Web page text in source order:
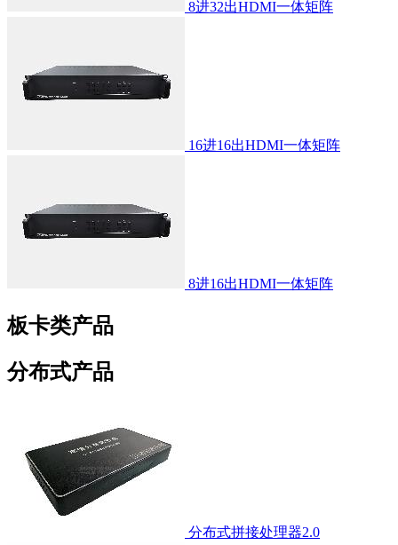
8进32出HDMI一体矩阵
16进16出HDMI一体矩阵
8进16出HDMI一体矩阵
板卡类产品
分布式产品
分布式拼接处理器2.0